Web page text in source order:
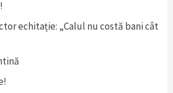
echitație: „Calul nu costă bani cât